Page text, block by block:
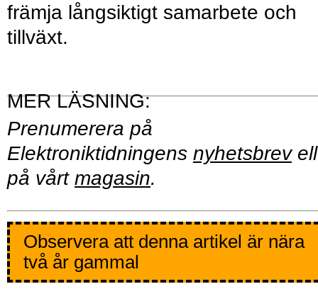
främja långsiktigt samarbete och
tillväxt.
Prenumerera på
Elektroniktidningens nyhetsbrev
på vårt magasin.
Observera att denna artikel är nära
två år gammal